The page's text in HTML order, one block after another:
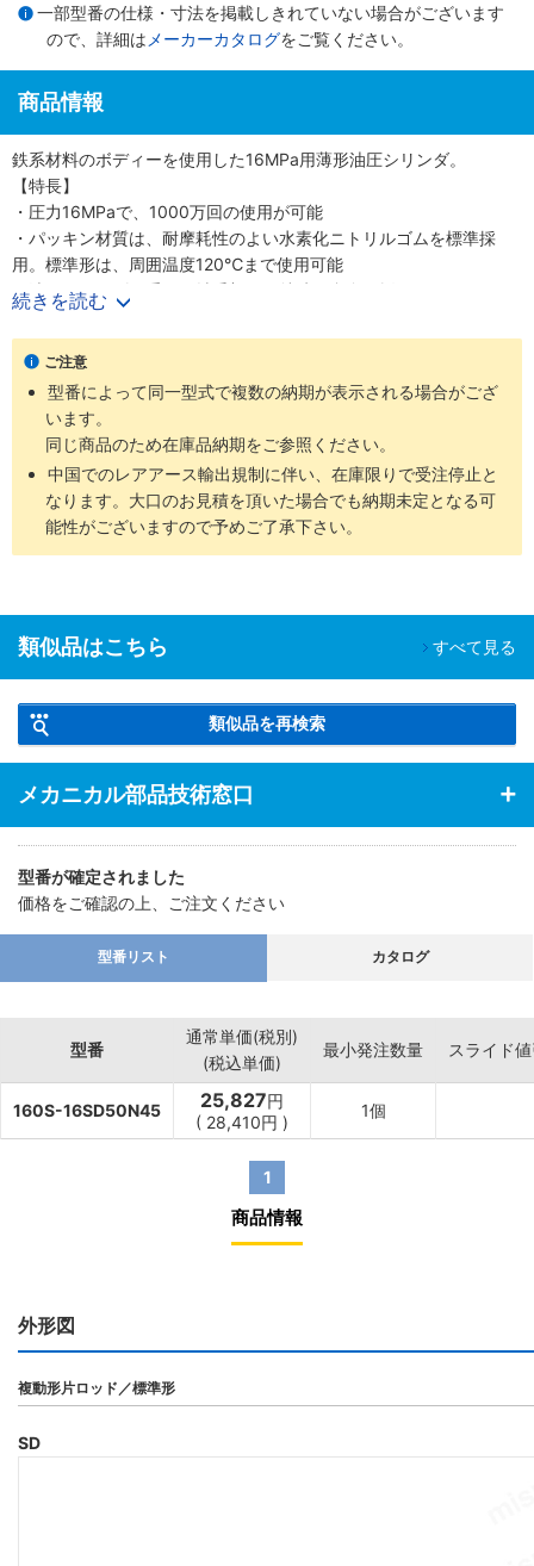
一部型番の仕様・寸法を掲載しきれていない場合がございます
ので、詳細は メーカーカタログをご覧ください。
商品情報
鉄系材料のボディーを使用した16MPa用薄形油圧シリンダ。
【特長】
・圧力16MPaで、1000万回の使用が可能
・パッキン材質は、耐摩耗性のよい水素化ニトリルゴムを標準採
用。標準形は、周囲温度120℃まで使用可能
・油圧シリンダで重要な軸受部には特殊銅合金を採用
・スイッチの取付はスライド方式で任意の位置設定が可能
続きを読む
ご注意
型番によって同一型式で複数の納期が表示される場合がござ
います。
同じ商品のため在庫品納期をご参照ください。
中国でのレアアース輸出規制に伴い、在庫限りで受注停止と
なります。大口のお見積を頂いた場合でも納期未定となる可
能性がございますので予めご了承下さい。
類似品はこちら すべて見る
類似品を再検索
メカニカル部品技術窓口
型番が確定されました
価格をご確認の上、ご注文ください
型番リスト カタログ
型番
通常単価(税別)
(税込単価)
最小発注数量 スライド
160S-16SD50N45 25,827円
( 28,410円 )
1個
1
商品情報
外形図
複動形片ロッド／標準形
SD